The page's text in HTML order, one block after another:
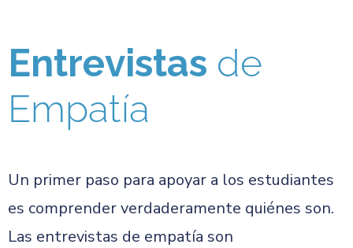
Entrevistas de
Empatía
Un primer paso para apoyar a los estudiantes
es comprender verdaderamente quiénes son.
Las entrevistas de empatía son